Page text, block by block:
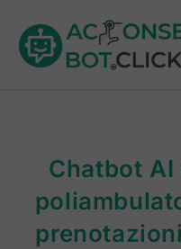
Chatbot